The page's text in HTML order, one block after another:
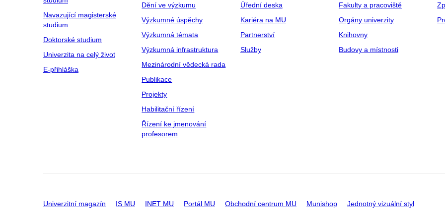
Navazující magisterské
studium
Doktorské studium
Univerzita na celý život
E-přihláška
Dění ve výzkumu
Výzkumné úspěchy
Výzkumná témata
Výzkumná infrastruktura
Mezinárodní vědecká rada
Publikace
Projekty
Habilitační řízení
Řízení ke jmenování
profesorem
Úřední deska
Kariéra na MU
Partnerství
Služby
Fakulty a pracoviště
Orgány univerzity
Knihovny
Budovy a místnosti
Univerzitní magazín IS MU INET MU Portál MU Obchodní centrum MU Munishop Jednotný vizuální styl